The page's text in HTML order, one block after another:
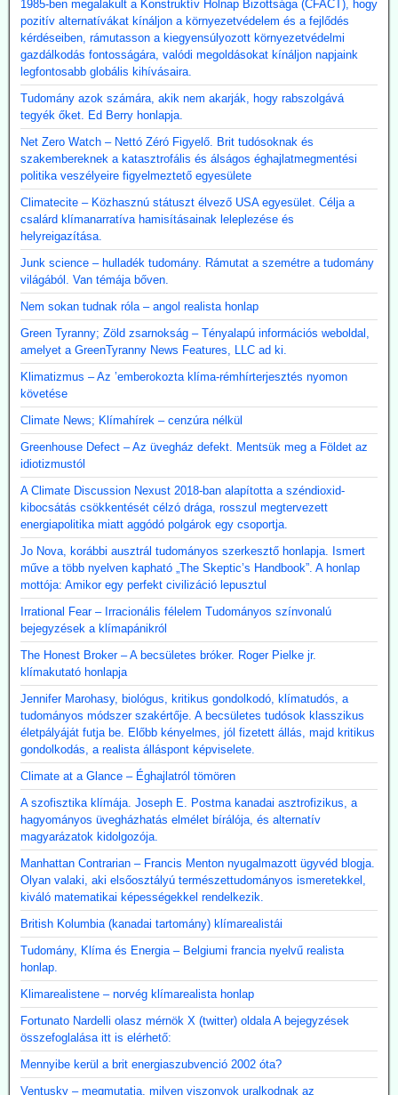
1985-ben megalakult a Konstruktív Holnap Bizottsága (CFACT), hogy
pozitív alternatívákat kínáljon a környezetvédelem és a fejlődés
kérdéseiben, rámutasson a kiegyensúlyozott környezetvédelmi
gazdálkodás fontosságára, valódi megoldásokat kínáljon napjaink
legfontosabb globális kihívásaira.
Tudomány azok számára, akik nem akarják, hogy rabszolgává
tegyék őket. Ed Berry honlapja.
Net Zero Watch – Nettó Zéró Figyelő. Brit tudósoknak és
szakembereknek a katasztrofális és álságos éghajlatmegmentési
politika veszélyeire figyelmeztető egyesülete
Climatecite – Közhasznú státuszt élvező USA egyesület. Célja a
csalárd klímanarratíva hamisításainak leleplezése és
helyreigazítása.
Junk science – hulladék tudomány. Rámutat a szemétre a tudomány
világából. Van témája bőven.
Nem sokan tudnak róla – angol realista honlap
Green Tyranny; Zöld zsarnokság – Tényalapú információs weboldal,
amelyet a GreenTyranny News Features, LLC ad ki.
Klimatizmus – Az ’emberokozta klíma-rémhírterjesztés nyomon
követése
Climate News; Klímahírek – cenzúra nélkül
Greenhouse Defect – Az üvegház defekt. Mentsük meg a Földet az
idiotizmustól
A Climate Discussion Nexust 2018-ban alapította a széndioxid-
kibocsátás csökkentését célzó drága, rosszul megtervezett
energiapolitika miatt aggódó polgárok egy csoportja.
Jo Nova, korábbi ausztrál tudományos szerkesztő honlapja. Ismert
műve a több nyelven kapható „The Skeptic’s Handbook”. A honlap
mottója: Amikor egy perfekt civilizáció lepusztul
Irrational Fear – Irracionális félelem Tudományos színvonalú
bejegyzések a klímapánikról
The Honest Broker – A becsületes bróker. Roger Pielke jr.
klímakutató honlapja
Jennifer Marohasy, biológus, kritikus gondolkodó, klímatudós, a
tudományos módszer szakértője. A becsületes tudósok klasszikus
életpályáját futja be. Előbb kényelmes, jól fizetett állás, majd kritikus
gondolkodás, a realista álláspont képviselete.
Climate at a Glance – Éghajlatról tömören
A szofisztika klímája. Joseph E. Postma kanadai asztrofizikus, a
hagyományos üvegházhatás elmélet bírálója, és alternatív
magyarázatok kidolgozója.
Manhattan Contrarian – Francis Menton nyugalmazott ügyvéd blogja.
Olyan valaki, aki elsőosztályú természettudományos ismeretekkel,
kiváló matematikai képességekkel rendelkezik.
British Kolumbia (kanadai tartomány) klímarealistái
Tudomány, Klíma és Energia – Belgiumi francia nyelvű realista
honlap.
Klimarealistene – norvég klímarealista honlap
Fortunato Nardelli olasz mérnök X (twitter) oldala A bejegyzések
összefoglalása itt is elérhető:
Mennyibe kerül a brit energiaszubvenció 2002 óta?
Ventusky – megmutatja, milyen viszonyok uralkodnak az